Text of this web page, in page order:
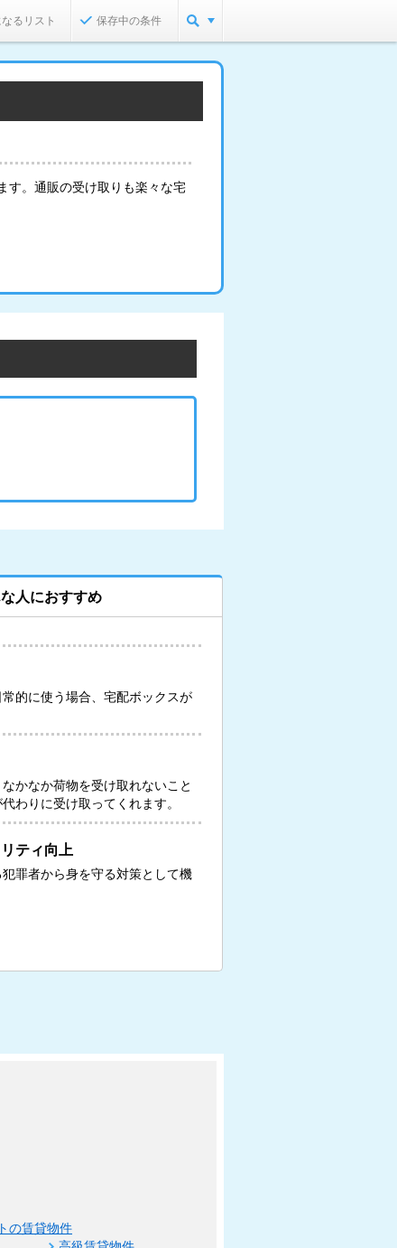
るリスト 保存中の条件
す。通販の受け取りも楽々な宅
人におすすめ
的に使う場合、宅配ボックスが
かなか荷物を受け取れないこと
わりに受け取ってくれます。
ティ向上
罪者から身を守る対策として機
の賃貸物件